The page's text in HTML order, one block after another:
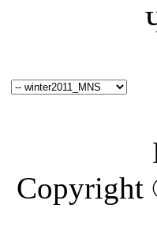
Copyright